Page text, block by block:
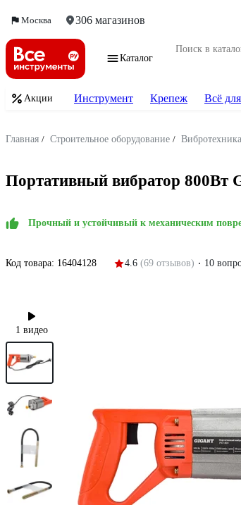
Москва 306 магазинов
Каталог
Акции Инструмент Крепеж Всё
Главная / Строительное оборудование / Вибротехника
Портативный вибратор 800Вт
Прочный и устойчивый к механическим
Код товара: 16404128 4.6 (69 отзывов) 10
1 видео